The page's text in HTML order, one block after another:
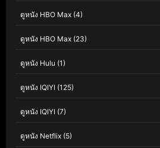
ดูหนัง HBO Max (4)
ดูหนัง HBO Max (23)
ดูหนัง Hulu (1)
ดูหนัง IQIYI (125)
ดูหนัง IQIYI (7)
ดูหนัง Netflix (5)